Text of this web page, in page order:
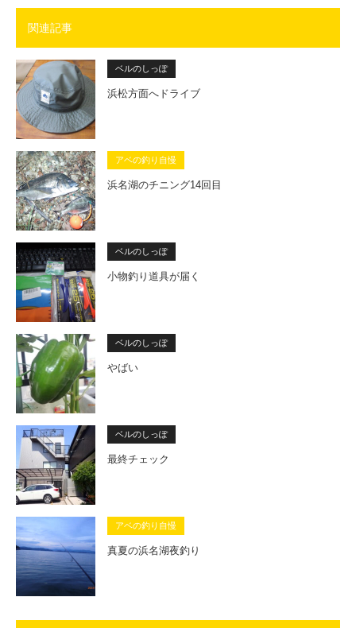
関連記事
ベルのしっぽ
浜松方面へドライブ
アベの釣り自慢
浜名湖のチニング14回目
ベルのしっぽ
小物釣り道具が届く
ベルのしっぽ
やばい
ベルのしっぽ
最終チェック
アベの釣り自慢
真夏の浜名湖夜釣り